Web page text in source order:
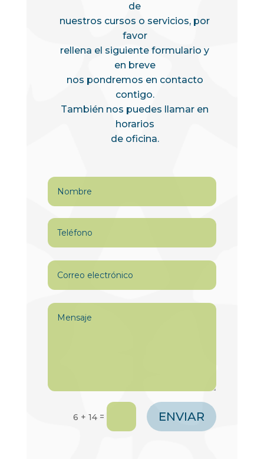
de
nuestros cursos o servicios, por
favor
rellena el siguiente formulario y
en breve
nos pondremos en contacto
contigo.
También nos puedes llamar en
horarios
de oficina.
6 + 14 = ENVIAR